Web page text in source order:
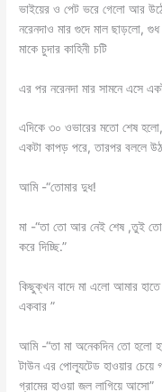
ভাইয়ের ও পেট ভরে গেলো আর
নরেনদাও মার গুদে মাল ছাড়লো,
মাকে চুদার কাহিনী চটি
এর পর নরেনদা মার সামনে এসে
এদিকে ৩০ ওভারের মতো শেষ হলো,
একটা কাপড় পরে, তারপর বললে
আমি -“তোমার দুধ!
মা -“তা তো আর নেই শেষ ,তুই
করে দিচ্ছি.”
কিছুক্খন বাদে মা এলো আমার হাতে
একবার ”
আমি -“তা মা অনেকদিন তো হলো
টাউন এর পোল্যূটেড হাওয়ার
গ্রামের হাওয়া জল লাগিয়ে আসো”